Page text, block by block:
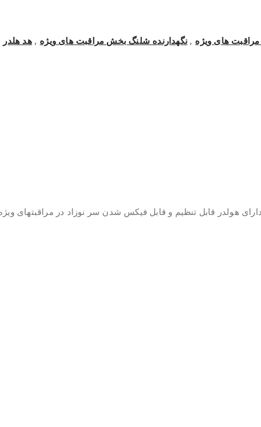
های ویژه ,نگهدارنده شلنگ بخش مراقبت های ویژه ,هد هلدر